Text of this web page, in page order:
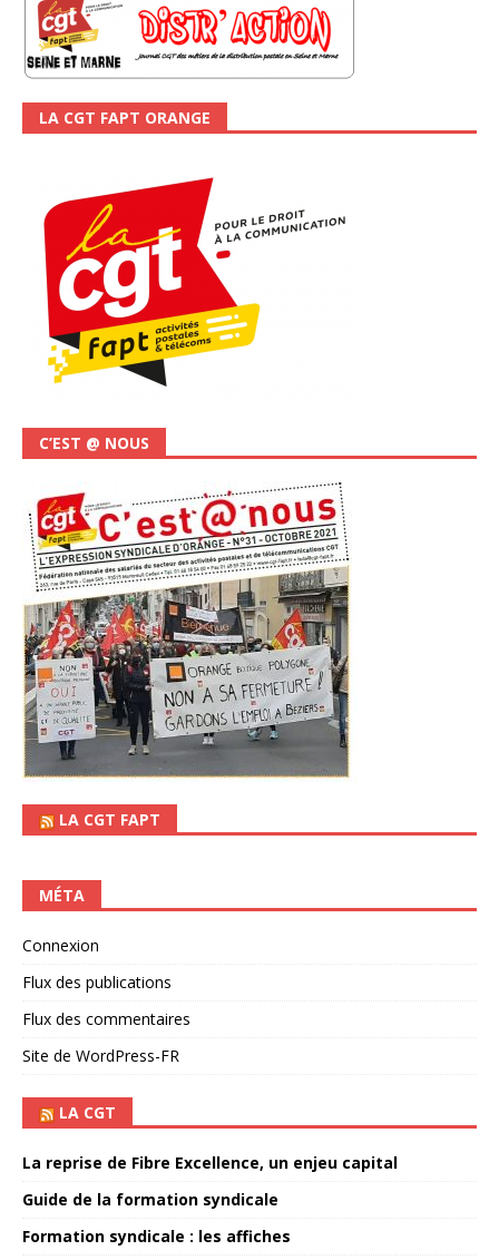
LA CGT FAPT ORANGE
C’EST @ NOUS
LA CGT FAPT
MÉTA
Connexion
Flux des publications
Flux des commentaires
Site de WordPress-FR
LA CGT
La reprise de Fibre Excellence, un enjeu capital
Guide de la formation syndicale
Formation syndicale : les affiches